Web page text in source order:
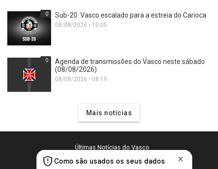
0 Sub-20: Vasco escalado para a estreia do Carioca
08/08/2026 • 10:05
0
Agenda de transmissões do Vasco neste sábado
(08/08/2026)
08/08/2026 • 08:19
Mais notícias
Últimas Notícias do Vasco
Política de Privacidade e Cookies